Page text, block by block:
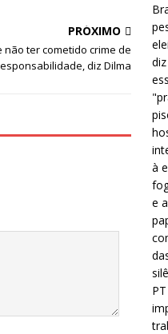
PRÓXIMO
ter cometido crime de
diz Dilma
à
e